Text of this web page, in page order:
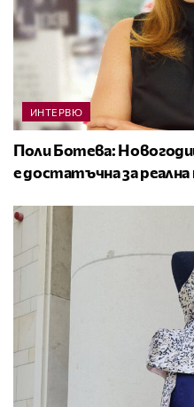
ИНТЕРВЮ
Поли Ботева:
е достатъчна за